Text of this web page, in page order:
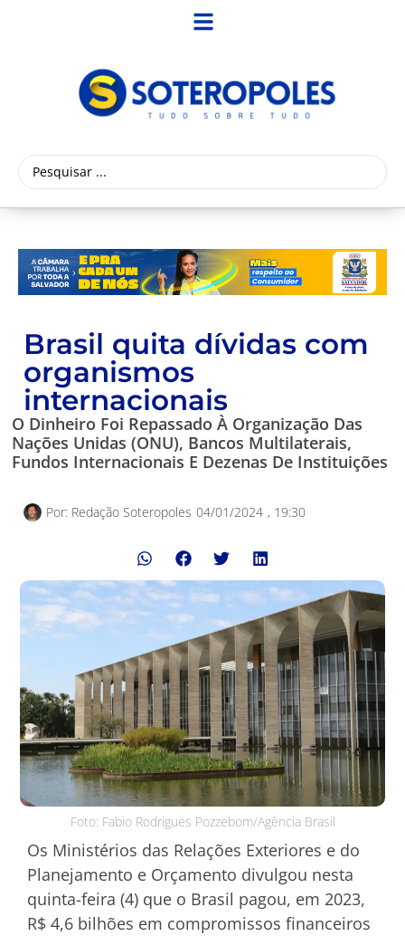
Brasil quita dívidas com
organismos
internacionais
O Dinheiro Foi Repassado À Organização Das
Nações Unidas (ONU), Bancos Multilaterais,
Fundos Internacionais E Dezenas De Instituições
Por: Redação Soteropoles 04/01/2024 , 19:30
Foto: Fabio Rodrigues Pozzebom/Agência Brasil
Os Ministérios das Relações Exteriores e do
Planejamento e Orçamento divulgou nesta
quinta-feira (4) que o Brasil pagou, em 2023,
R$ 4,6 bilhões em compromissos financeiros